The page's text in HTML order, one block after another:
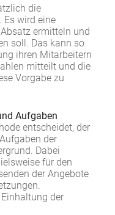
die
wird eine
ermitteln und
soll. Das kann so
ihren Mitarbeitern
mitteilt und die
Vorgabe zu
Aufgaben
entscheidet, der
der
Dabei
für den
der Angebote
der